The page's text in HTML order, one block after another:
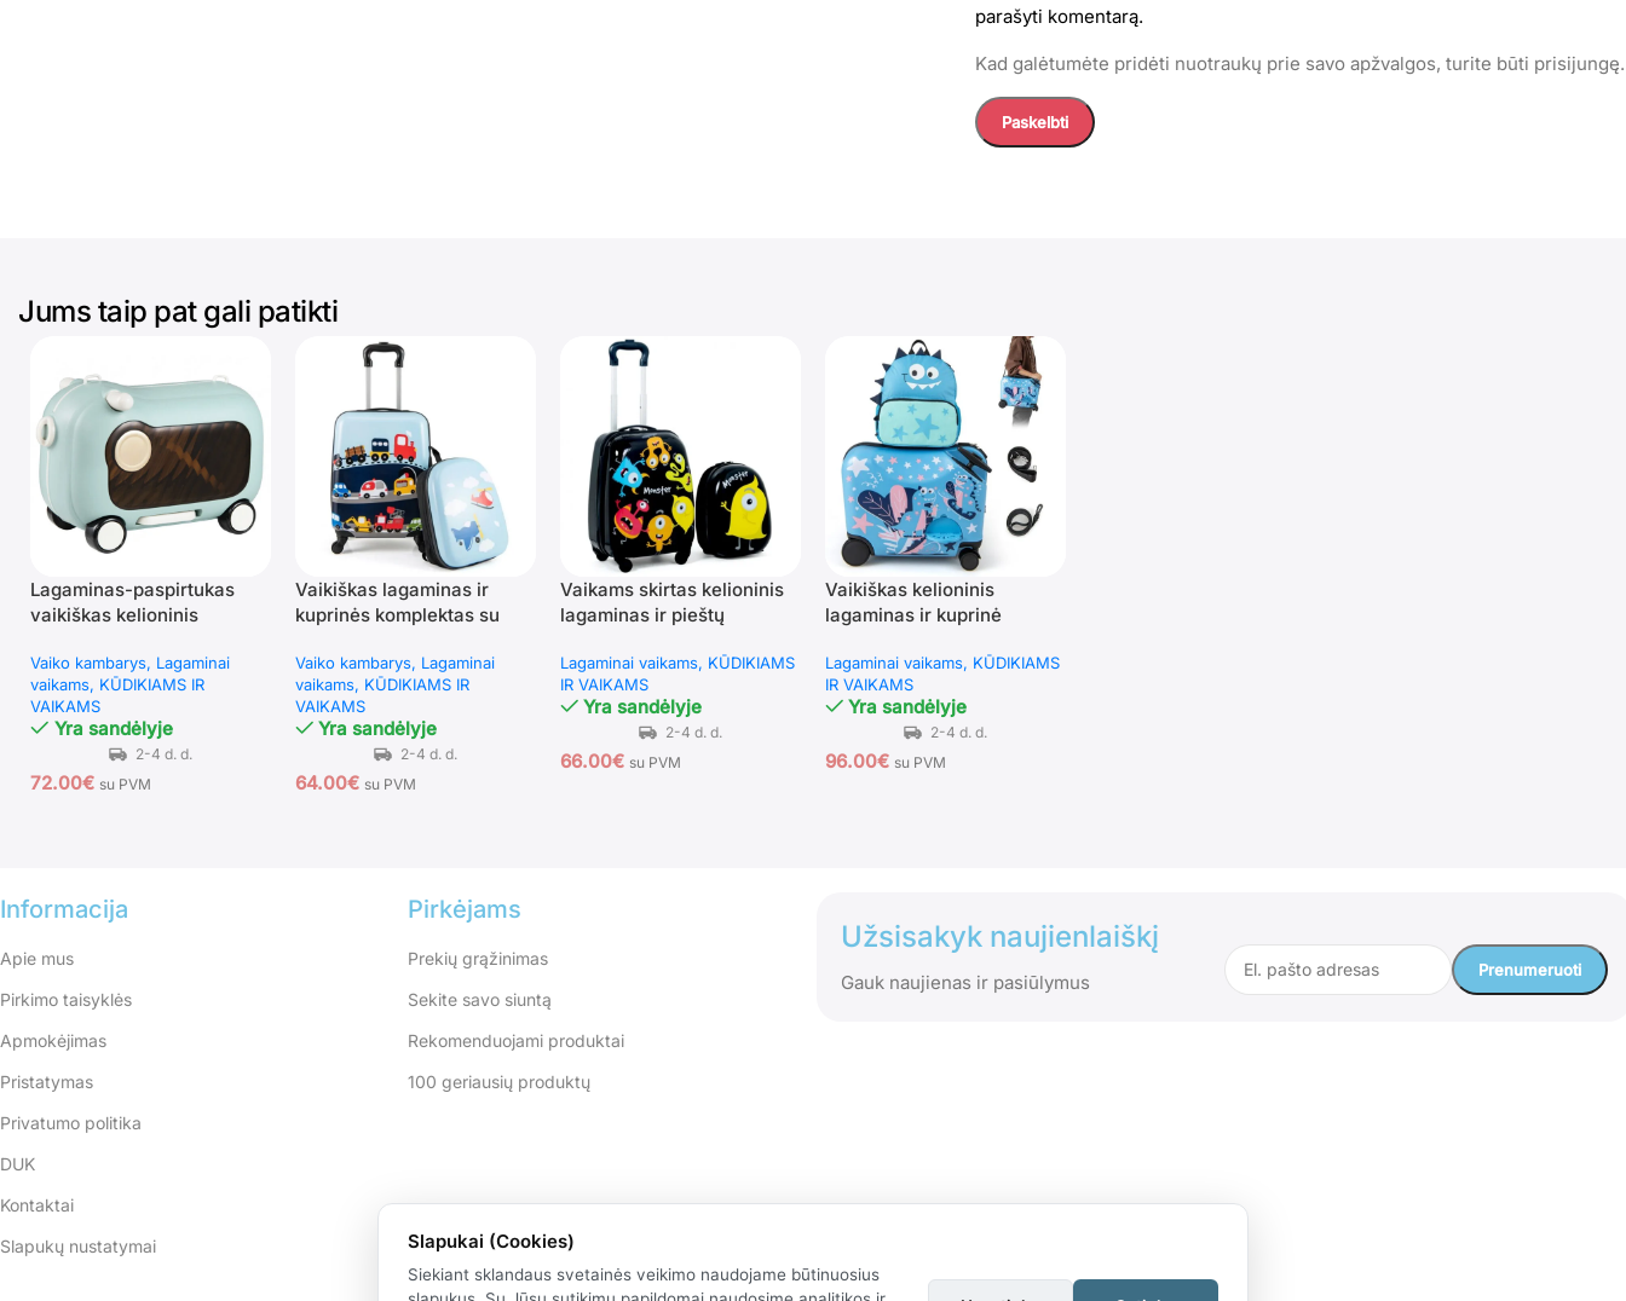
parašyti komentarą.
Kad galėtumėte pridėti nuotraukų prie savo apžvalgos, turite būti prisijungę.
Jums taip pat gali patikti
Lagaminas-paspirtukas
vaikiškas kelioninis
(Mėlyna)
Vaiko kambarys Lagaminai
vaikams KŪDIKIAMS IR
VAIKAMS
Yra sandėlyje
72.00€ su PVM
Vaikiškas lagaminas ir
kuprinės komplektas su
Vaiko kambarys Lagaminai
vaikams KŪDIKIAMS IR
VAIKAMS
Yra sandėlyje
64.00€ su PVM
Vaikams skirtas kelioninis
lagaminas ir pieštų
(Juoda)
Lagaminai vaikams KŪDIKIAMS
IR VAIKAMS
Yra sandėlyje
66.00€ su PVM
Vaikiškas kelioninis
lagaminas ir kuprinė
Lagaminai vaikams KŪDIKIAMS
IR VAIKAMS
Yra sandėlyje
96.00€ su PVM
Informacija
Apie mus
Pirkimo taisyklės
Apmokėjimas
Pristatymas
Privatumo politika
DUK
Kontaktai
Slapukų nustatymai
Pirkėjams
Prekių grąžinimas
Sekite savo siuntą
Rekomenduojami produktai
100 geriausių produktų
Užsisakyk naujienlaiškį
Gauk naujienas ir pasiūlymus
Slapukai (Cookies)
Siekiant sklandaus svetainės veikimo naudojame būtinuosius